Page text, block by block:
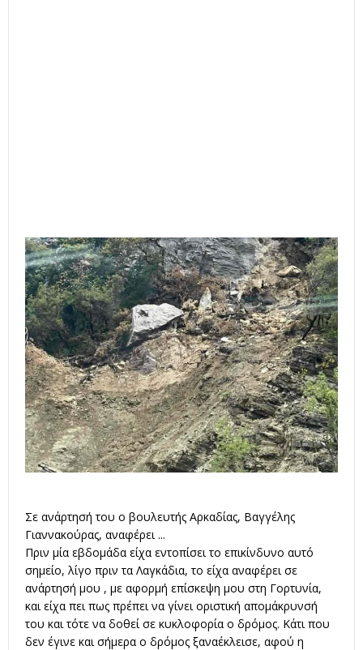
Σε ανάρτησή του ο βουλευτής Αρκαδίας, Βαγγέλης
Γιαννακούρας, αναφέρει ...
Πριν μία εβδομάδα είχα εντοπίσει το επικίνδυνο αυτό
σημείο, λίγο πριν τα Λαγκάδια, το είχα αναφέρει σε
ανάρτησή μου , με αφορμή επίσκεψη μου στη Γορτυνία,
και είχα πει πως πρέπει να γίνει οριστική απομάκρυνσή
του και τότε να δοθεί σε κυκλοφορία ο δρόμος. Κάτι που
δεν έγινε και σήμερα ο δρόμος ξαναέκλεισε, αφού η